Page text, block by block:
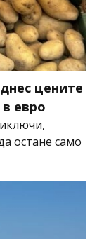
цените
евро
остане само